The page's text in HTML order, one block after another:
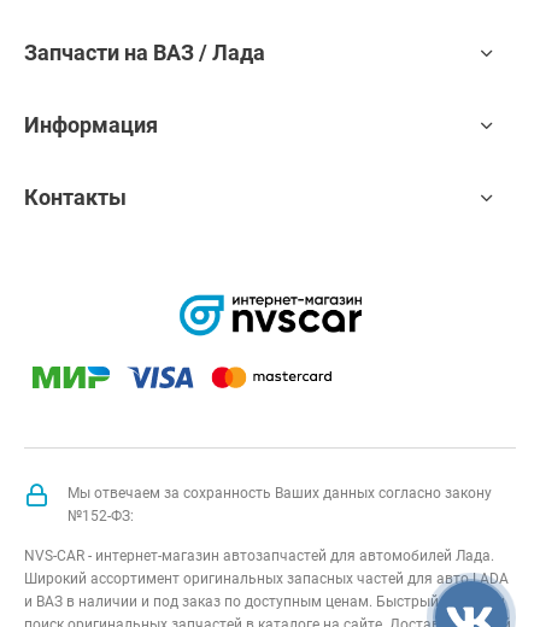
Запчасти на ВАЗ / Лада
Информация
Контакты
Мы отвечаем за сохранность Ваших данных согласно закону
№152-ФЗ:
NVS-CAR - интернет-магазин автозапчастей для автомобилей Лада.
Широкий ассортимент оригинальных запасных частей для авто LADA
и ВАЗ в наличии и под заказ по доступным ценам. Быстрый подбор и